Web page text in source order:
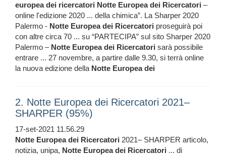
europea dei ricercatori Notte Europea dei Ricercatori –
online l'edizione 2020 ... della chimica”. La Sharper 2020
Palermo - Notte Europea dei Ricercatori proseguirà poi
con altre circa 70 ... su “PARTECIPA” sul sito Sharper 2020
Palermo – Notte Europea dei Ricercatori sarà possibile
entrare ... 27 novembre, a partire dalle 9.30, si terrà online
la nuova edizione della Notte Europea dei
2. Notte Europea dei Ricercatori 2021–
SHARPER (95%)
17-set-2021 11.56.29
Notte Europea dei Ricercatori 2021– SHARPER articolo,
notizia, unipa, Notte Europea dei Ricercatori ... di